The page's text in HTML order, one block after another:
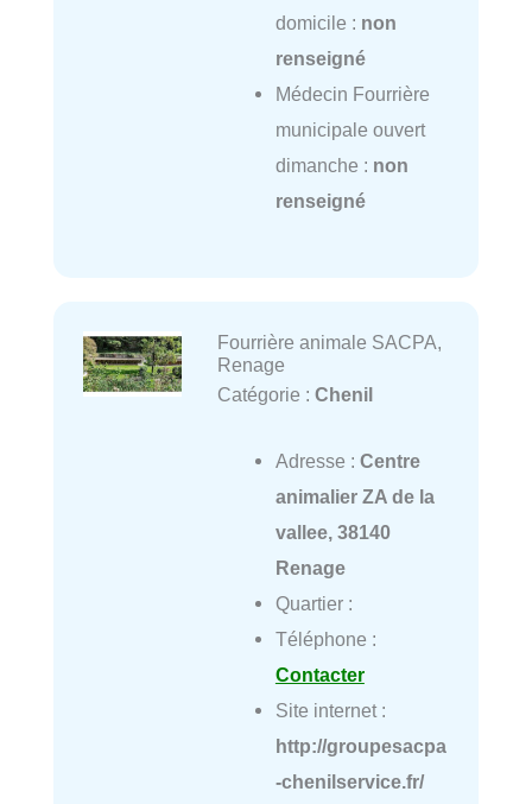
domicile : non
renseigné
Médecin Fourrière
municipale ouvert
dimanche : non
renseigné
Fourrière animale SACPA,
Renage
Catégorie : Chenil
Adresse : Centre
animalier ZA de la
vallee, 38140
Renage
Quartier :
Téléphone :
Contacter
Site internet :
http://groupesacpa
-chenilservice.fr/